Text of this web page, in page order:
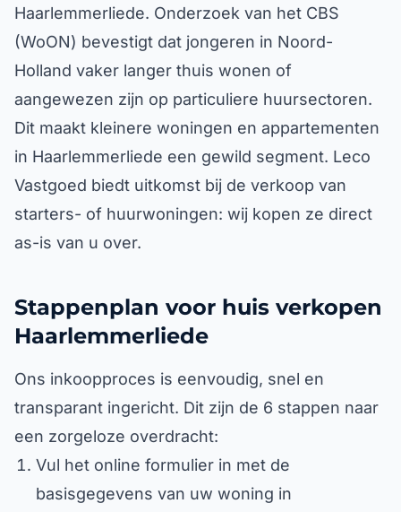
Haarlemmerliede. Onderzoek van het CBS
(WoON) bevestigt dat jongeren in Noord-
Holland vaker langer thuis wonen of
aangewezen zijn op particuliere huursectoren.
Dit maakt kleinere woningen en appartementen
in Haarlemmerliede een gewild segment. Leco
Vastgoed biedt uitkomst bij de verkoop van
starters- of huurwoningen: wij kopen ze direct
as-is van u over.
Stappenplan voor huis verkopen
Haarlemmerliede
Ons inkoopproces is eenvoudig, snel en
transparant ingericht. Dit zijn de 6 stappen naar
een zorgeloze overdracht:
Vul het online formulier in met de
basisgegevens van uw woning in